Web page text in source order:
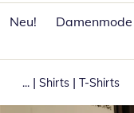
Neu!
Damenmode
... | Shirts | T-Shirts